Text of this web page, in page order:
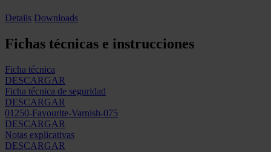
Details Downloads
Fichas técnicas e instrucciones
Ficha técnica
DESCARGAR
Ficha técnica de seguridad
DESCARGAR
01250-Favourite-Varnish-075
DESCARGAR
Notas explicativas
DESCARGAR